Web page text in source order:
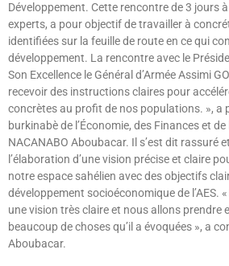
Développement. Cette rencontre de 3 jours
experts, a pour objectif de travailler à
identifiées sur la feuille de route en ce qui
développement. La rencontre avec le
Son Excellence le Général d’Armée Assimi
recevoir des instructions claires pour
concrètes au profit de nos populations. », a
burkinabè de l’Économie, des Finances et
NACANABO Aboubacar. Il s’est dit rassuré
l’élaboration d’une vision précise et claire
notre espace sahélien avec des objectifs
développement socioéconomique de l’AES.
une vision très claire et nous allons prendre
beaucoup de choses qu’il a évoquées », a
Aboubacar.